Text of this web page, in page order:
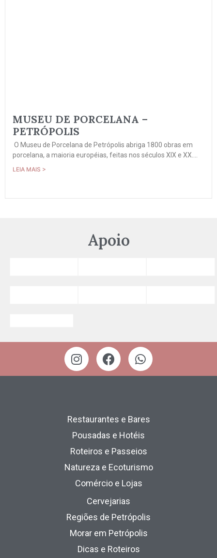
MUSEU DE PORCELANA –
PETRÓPOLIS
O Museu de Porcelana de Petrópolis abriga 1800 obras em
porcelana, a maioria européias, feitas nos séculos XIX e XX....
LEIA MAIS >
Apoio
Restaurantes e Bares
Pousadas e Hotéis
Roteiros e Passeios
Natureza e Ecoturismo
Comércio e Lojas
Cervejarias
Regiões de Petrópolis
Morar em Petrópolis
Dicas e Roteiros